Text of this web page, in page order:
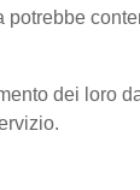
dei loro